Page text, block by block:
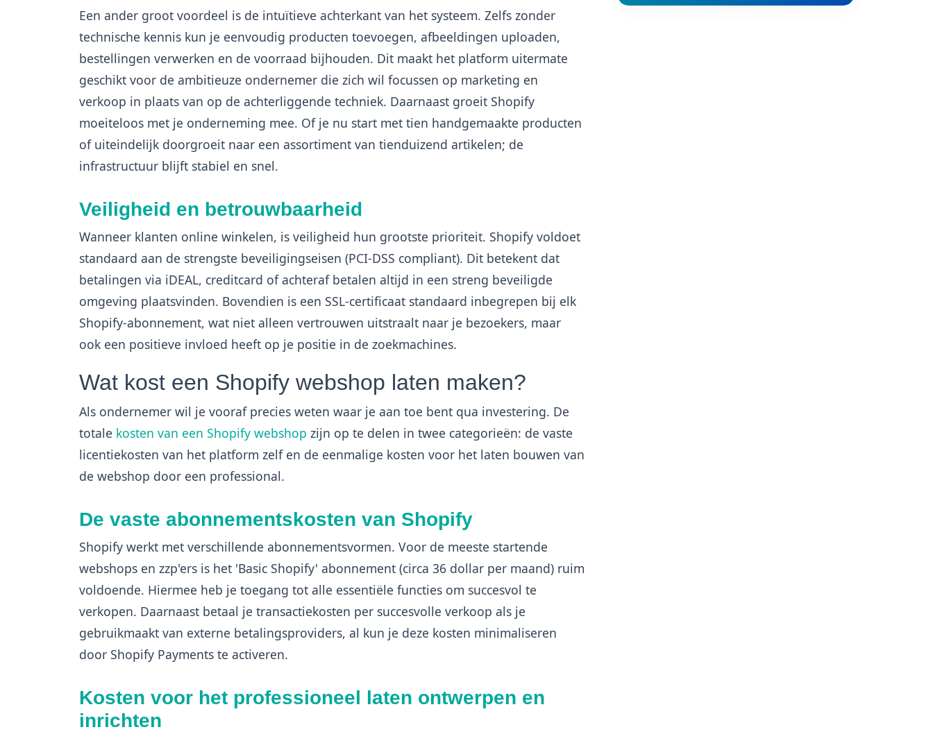
Een ander groot voordeel is de intuïtieve achterkant van het systeem. Zelfs zonder
technische kennis kun je eenvoudig producten toevoegen, afbeeldingen uploaden,
bestellingen verwerken en de voorraad bijhouden. Dit maakt het platform uitermate
geschikt voor de ambitieuze ondernemer die zich wil focussen op marketing en
verkoop in plaats van op de achterliggende techniek. Daarnaast groeit Shopify
moeiteloos met je onderneming mee. Of je nu start met tien handgemaakte producten
of uiteindelijk doorgroeit naar een assortiment van tienduizend artikelen; de
infrastructuur blijft stabiel en snel.
Veiligheid en betrouwbaarheid
Wanneer klanten online winkelen, is veiligheid hun grootste prioriteit. Shopify voldoet
standaard aan de strengste beveiligingseisen (PCI-DSS compliant). Dit betekent dat
betalingen via iDEAL, creditcard of achteraf betalen altijd in een streng beveiligde
omgeving plaatsvinden. Bovendien is een SSL-certificaat standaard inbegrepen bij elk
Shopify-abonnement, wat niet alleen vertrouwen uitstraalt naar je bezoekers, maar
ook een positieve invloed heeft op je positie in de zoekmachines.
Wat kost een Shopify webshop laten maken?
Als ondernemer wil je vooraf precies weten waar je aan toe bent qua investering. De
totale kosten van een Shopify webshop zijn op te delen in twee categorieën: de vaste
licentiekosten van het platform zelf en de eenmalige kosten voor het laten bouwen van
de webshop door een professional.
De vaste abonnementskosten van Shopify
Shopify werkt met verschillende abonnementsvormen. Voor de meeste startende
webshops en zzp'ers is het 'Basic Shopify' abonnement (circa 36 dollar per maand) ruim
voldoende. Hiermee heb je toegang tot alle essentiële functies om succesvol te
verkopen. Daarnaast betaal je transactiekosten per succesvolle verkoop als je
gebruikmaakt van externe betalingsproviders, al kun je deze kosten minimaliseren
door Shopify Payments te activeren.
Kosten voor het professioneel laten ontwerpen en
inrichten